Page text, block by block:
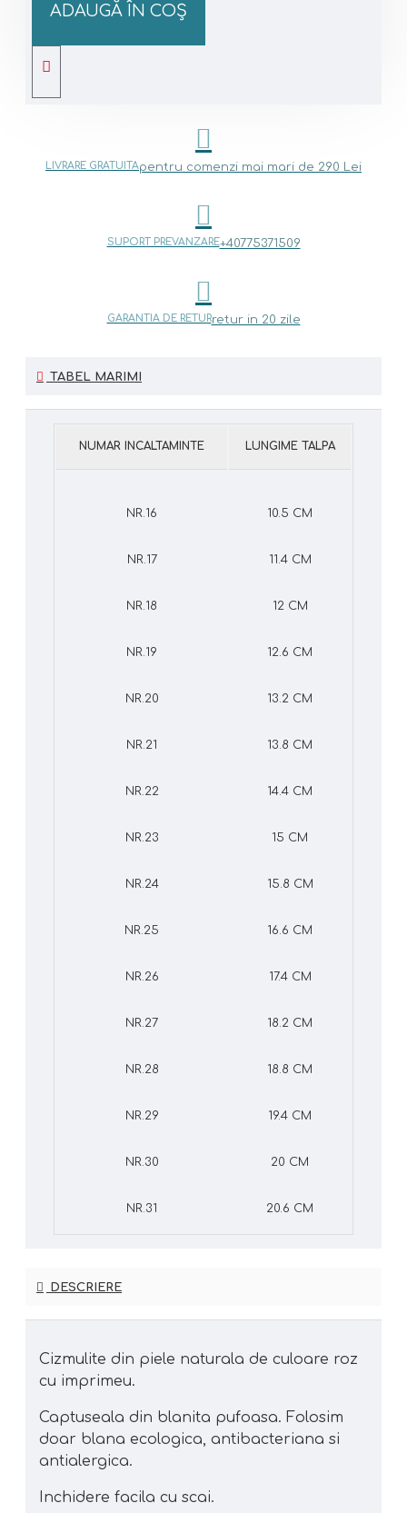
ADAUGĂ ÎN COŞ
LIVRARE GRATUITApentru comenzi mai mari de 290 Lei
SUPORT PREVANZARE+40775371509
GARANTIA DE RETURretur in 20 zile
TABEL MARIMI
NUMAR INCALTAMINTE LUNGIME TALPA
NR.16 10.5 CM
NR.17 11.4 CM
NR.18 12 CM
NR.19 12.6 CM
NR.20 13.2 CM
NR.21 13.8 CM
NR.22 14.4 CM
NR.23 15 CM
NR.24 15.8 CM
NR.25 16.6 CM
NR.26 17.4 CM
NR.27 18.2 CM
NR.28 18.8 CM
NR.29 19.4 CM
NR.30 20 CM
NR.31 20.6 CM
DESCRIERE
Cizmulite din piele naturala de culoare roz
cu imprimeu.
Captuseala din blanita pufoasa. Folosim
doar blana ecologica, antibacteriana si
antialergica.
Inchidere facila cu scai.